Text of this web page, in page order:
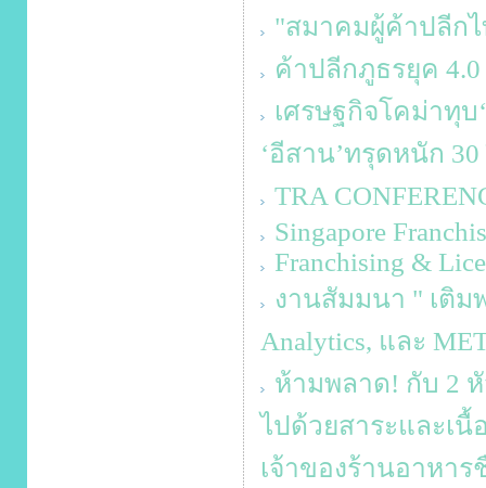
"สมาคมผู้ค้าปลีก
ค้าปลีกภูธรยุค 4.0
เศรษฐกิจโคม่าทุ
‘อีสาน’ทรุดหนัก
TRA
Singapore
Franchising &
งานสัมมนา " เติม
Analytics, และ
ห้ามพลาด! กับ 2
ไปด้วยสาระและเนื้
เจ้าของร้านอาหา